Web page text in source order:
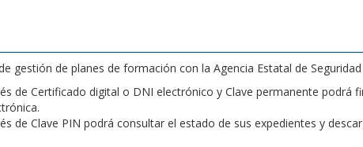
gestión de planes de formación con la Agencia Estatal de
de Certificado digital o DNI electrónico y Clave permanente podrá
de Clave PIN podrá consultar el estado de sus expedientes y